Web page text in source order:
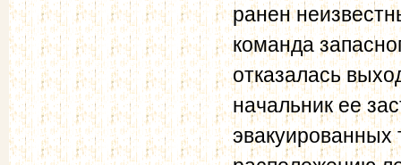
ранен
команда
отказалась
начальник ее
эвакуированных